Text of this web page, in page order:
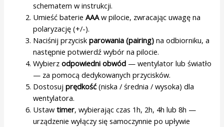
schematem w instrukcji.
Umieść baterieAAAw pilocie, zwracając uwagę na
polaryzację (+/-).
Naciśnij przyciskparowania (pairing) na odbiorniku, a
następnie potwierdź wybór na pilocie.
Wybierzodpowiedni obwód — wentylator lub światło
— za pomocą dedykowanych przycisków.
Dostosujprędkość (niska / średnia / wysoka) dla
wentylatora.
Ustawtimer, wybierając czas 1h, 2h, 4h lub 8h —
urządzenie wyłączy się samoczynnie po upływie